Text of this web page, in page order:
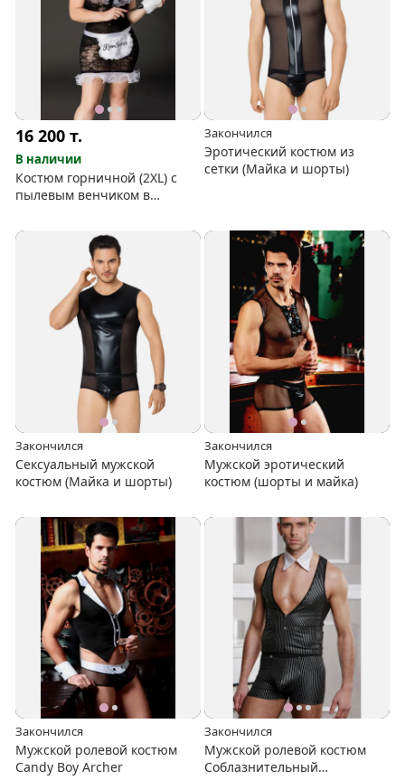
16 200т.
В наличии
Костюм горничной (2XL) с
пылевым венчиком в
Закончился
Эротический костюм из
сетки (Майка и шорты)
Закончился
Сексуальный мужской
костюм (Майка и шорты)
Закончился
Мужской эротический
костюм (шорты и майка)
Закончился
Мужской ролевой костюм
Candy Boy Archer
Закончился
Мужской ролевой костюм
Соблазнительный